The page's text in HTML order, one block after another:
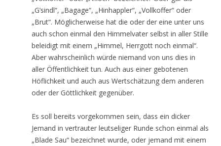
„G’sindl“, „Bagage“, „Hinhappler“, „Vollkoffer“ oder
„Brut“. Möglicherweise hat die oder der eine unter uns
auch schon einmal den Himmelvater selbst in aller Stille
beleidigt mit einem „Himmel, Herrgott noch einmal“.
Aber wahrscheinlich würde niemand von uns dies in
aller Öffentlichkeit tun. Auch aus einer gebotenen
Höflichkeit und auch aus Wertschätzung dem anderen
oder der Göttlichkeit gegenüber.
Es soll bereits vorgekommen sein, dass ein dicker
Jemand in vertrauter leutseliger Runde schon einmal als
„Blade Sau“ bezeichnet wurde, oder jemand mit einem